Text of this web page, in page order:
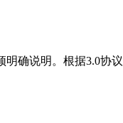
确说明。根据3.0协